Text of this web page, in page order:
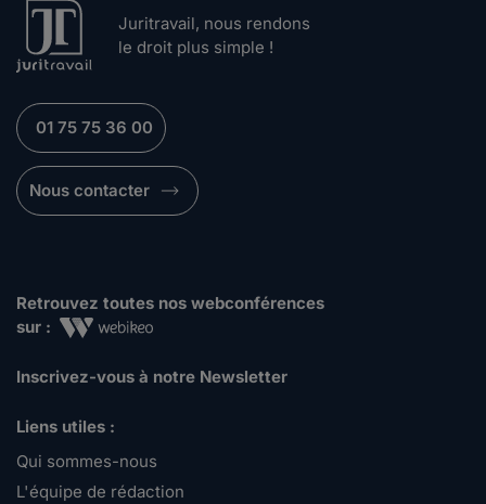
Juritravail, nous rendons
le droit plus simple !
01 75 75 36 00
Nous contacter
Retrouvez toutes nos webconférences
sur :
Inscrivez-vous à notre Newsletter
Liens utiles :
Qui sommes-nous
L'équipe de rédaction